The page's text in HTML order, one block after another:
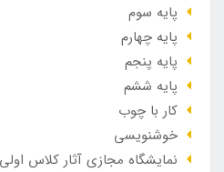
پایه سوم
پایه چهارم
پایه پنجم
پایه ششم
کار با چوب
خوشنویسی
نمایشگاه مجازی آثار کلاس